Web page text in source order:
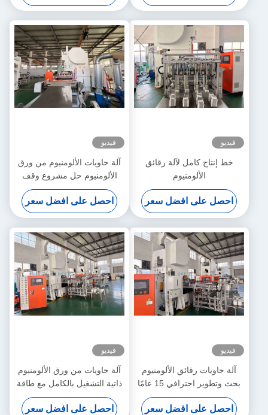
فيديو
خط إنتاج كامل لآلة رقائق
الألومنيوم
احصل على افضل سعر
فيديو
آلة حاويات الألومنيوم من ورق
الألومنيوم حل مشروع وقف
واحد 15 سنة
احصل على افضل سعر
فيديو
آلة حاويات رقائق الألومنيوم
بحث وتطوير احترافي 15 عامًا
احصل على افضل سعر
فيديو
آلة حاويات من ورق الألومنيوم
ذاتية التشغيل بالكامل مع طاقة
محرك 19 كيلوواط وخدمة
التثبيت في الخارج
احصل على افضل سعر